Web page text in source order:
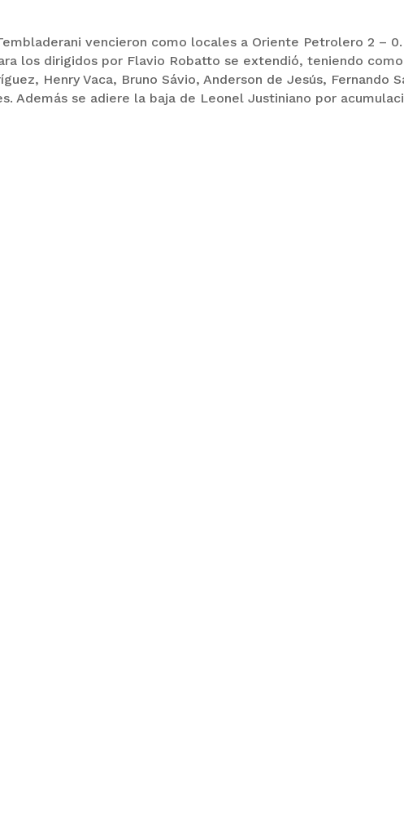
vencieron como locales a Oriente Petrolero 2 –
los dirigidos por Flavio Robatto se extendió, teniendo como
Henry Vaca, Bruno Sávio, Anderson de Jesús, Fernando
Además se adiere la baja de Leonel Justiniano por